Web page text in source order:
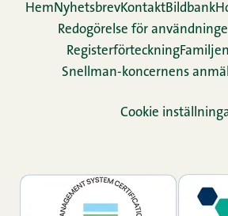
HemNyhetsbrevKontaktBildbank
Redogörelse för
Re­gis­ter­för­teck­ning
Snellman-koncernens
Cookie